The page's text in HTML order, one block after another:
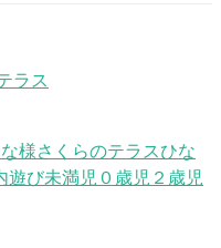
ラス
様さくらのテラスひな
遊び未満児０歳児 ２歳児